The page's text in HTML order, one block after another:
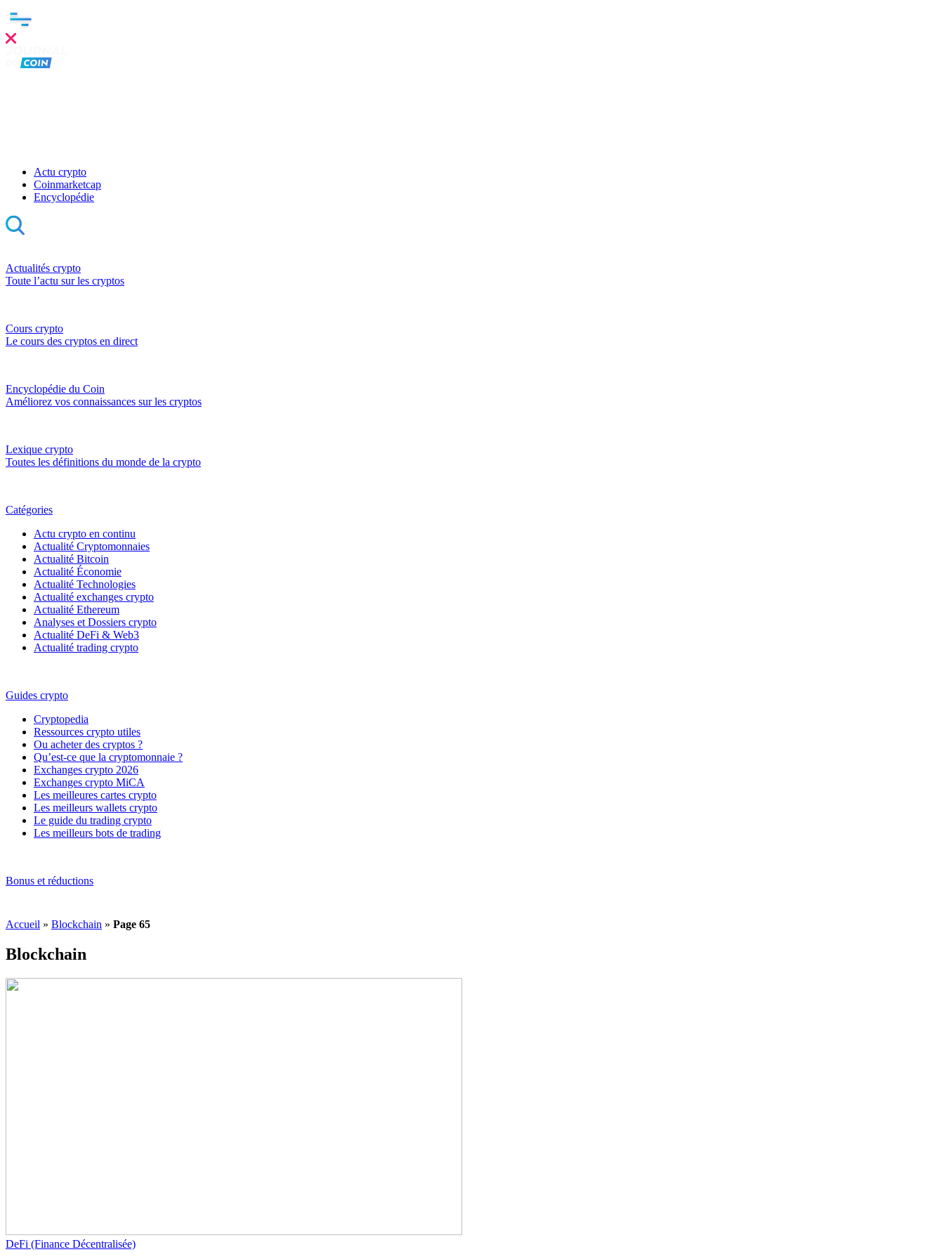
Actu crypto
Coinmarketcap
Encyclopédie
Actualités crypto
Toute l’actu sur les cryptos
Cours crypto
Le cours des cryptos en direct
Encyclopédie du Coin
Améliorez vos connaissances sur les cryptos
Lexique crypto
Toutes les définitions du monde de la crypto
Catégories
Actu crypto en continu
Actualité Cryptomonnaies
Actualité Bitcoin
Actualité Économie
Actualité Technologies
Actualité exchanges crypto
Actualité Ethereum
Analyses et Dossiers crypto
Actualité DeFi & Web3
Actualité trading crypto
Guides crypto
Cryptopedia
Ressources crypto utiles
Ou acheter des cryptos ?
Qu’est-ce que la cryptomonnaie ?
Exchanges crypto 2026
Exchanges crypto MiCA
Les meilleures cartes crypto
Les meilleurs wallets crypto
Le guide du trading crypto
Les meilleurs bots de trading
Bonus et réductions
Accueil » Blockchain » Page 65
Blockchain
DeFi (Finance Décentralisée)